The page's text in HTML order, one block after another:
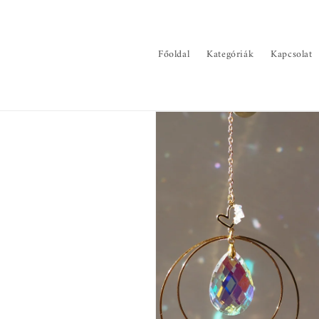
Főoldal Kategóriák Kapcsolat
Kihagyás, és
termékadatokra